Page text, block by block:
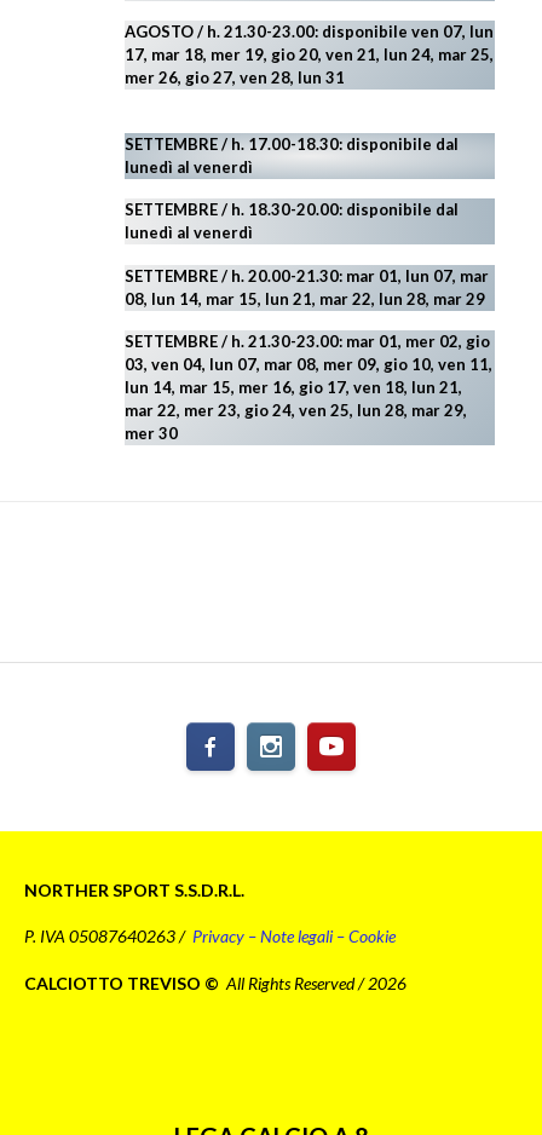
AGOSTO/ h. 21.30-23.00: disponibile ven 07, lun
17, mar 18, mer 19, gio 20, ven 21, lun 24, mar 25,
mer 26, gio 27, ven 28, lun 31
SETTEMBRE / h. 17.00-18.30: disponibile dal
lunedì al venerdì
SETTEMBRE / h. 18.30-20.00: disponibile dal
lunedì al venerdì
SETTEMBRE / h. 20.00-21.30: mar 01, lun 07, mar
08, lun 14, mar 15, lun 21, mar 22, lun 28, mar 29
SETTEMBRE / h. 21.30-23.00: mar 01, mer 02, gio
03, ven 04, lun 07, mar 08, mer 09, gio 10, ven 11,
lun 14, mar 15, mer 16, gio 17, ven 18, lun 21,
mar 22, mer 23, gio 24, ven 25, lun 28, mar 29,
mer 30
NORTHER SPORT S.S.D.R.L.
P. IVA 05087640263 / Privacy – Note legali – Cookie
CALCIOTTO TREVISO © All Rights Reserved / 2026